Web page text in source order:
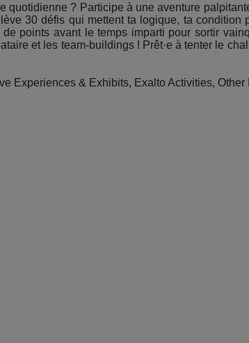
? Participe à une aventure
30 défis qui mettent ta logique, ta condition
points avant le temps imparti pour sortir
et les team-buildings ! Prêt·e à tenter le
Experiences & Exhibits, Exalto Activities, Other